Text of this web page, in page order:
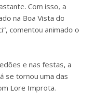
Com isso, a
na Boa Vista do
comentou animado o
e nas festas, a
se tornou uma das
Lore Improta.